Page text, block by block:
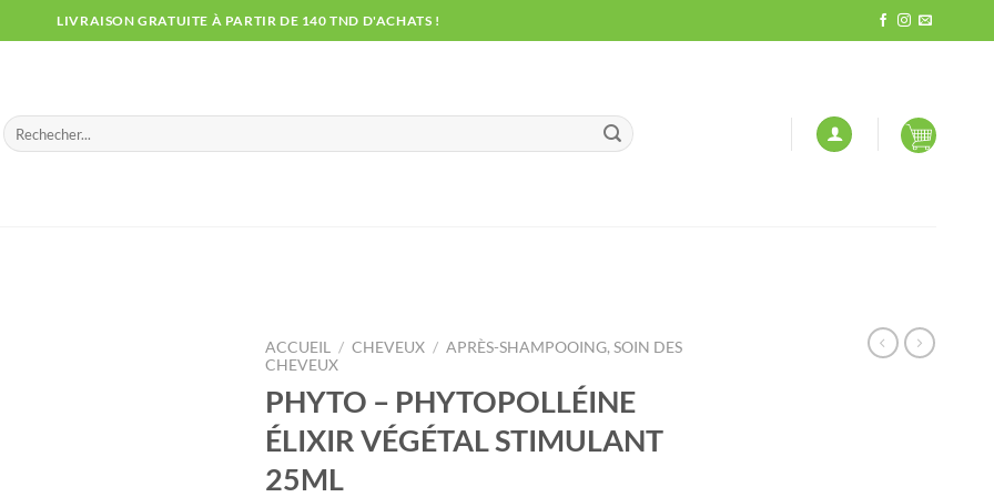
LIVRAISON GRATUITE À PARTIR DE 140 TND D'ACHATS !
Recherche
pour :
ACCUEIL / CHEVEUX / APRÈS-SHAMPOOING, SOIN DES
CHEVEUX
PHYTO – PHYTOPOLLÉINE
ÉLIXIR VÉGÉTAL STIMULANT
25ML